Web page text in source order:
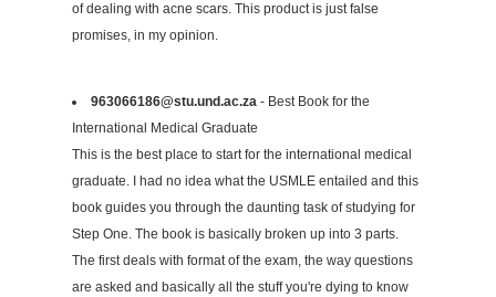
of dealing with acne scars. This product is just false
promises, in my opinion.
963066186@stu.und.ac.za - Best Book for the
International Medical Graduate
This is the best place to start for the international medical
graduate. I had no idea what the USMLE entailed and this
book guides you through the daunting task of studying for
Step One. The book is basically broken up into 3 parts.
The first deals with format of the exam, the way questions
are asked and basically all the stuff you're dying to know